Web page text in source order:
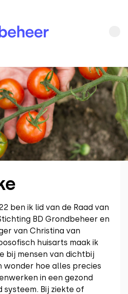
ben ik lid van de Raad van
BD Grondbeheer en
van Christina van
huisarts maak ik
bij mensen van dichtbij
wonder hoe alles precies
in een gezond
systeem. Bij ziekte of